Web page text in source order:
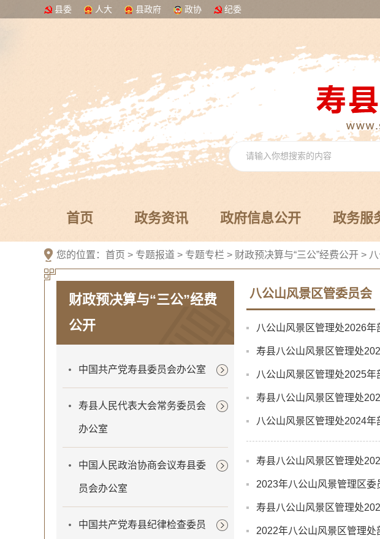
县委 人大 县政府 政协 纪委
首页 政务资讯 政府信息公开 政务服
您的位置： 首页 > 专题报道 > 专题专栏 > 财政预决算与“三公”经费公开 >
财政预决算与“三公”经费
公开
中国共产党寿县委员会办公室
寿县人民代表大会常务委员会
办公室
中国人民政治协商会议寿县委
员会办公室
中国共产党寿县纪律检查委员
八公山风景区管委员会
八公山风景区管理处2026年
寿县八公山风景区管理处
八公山风景区管理处2025年
寿县八公山风景区管理处
八公山风景区管理处2024年
寿县八公山风景区管理处
2023年八公山风景管理区
寿县八公山风景区管理处
2022年八公山风景区管理